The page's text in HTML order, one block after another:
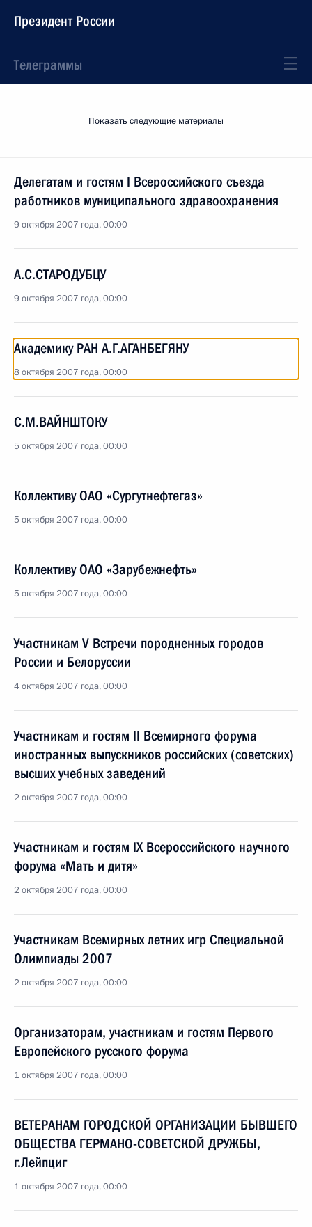
Президент России
Телеграммы
Показать следующие материалы
Делегатам и гостям I Всероссийского съезда
работников муниципального здравоохранения
9 октября 2007 года, 00:00
А.С.СТАРОДУБЦУ
9 октября 2007 года, 00:00
Академику РАН А.Г.АГАНБЕГЯНУ
8 октября 2007 года, 00:00
С.М.ВАЙНШТОКУ
5 октября 2007 года, 00:00
Коллективу ОАО «Сургутнефтегаз»
5 октября 2007 года, 00:00
Коллективу ОАО «Зарубежнефть»
5 октября 2007 года, 00:00
Участникам V Встречи породненных городов
России и Белоруссии
4 октября 2007 года, 00:00
Участникам и гостям II Всемирного форума
иностранных выпускников российских (советских)
высших учебных заведений
2 октября 2007 года, 00:00
Участникам и гостям IX Всероссийского научного
форума «Мать и дитя»
2 октября 2007 года, 00:00
Участникам Всемирных летних игр Специальной
Олимпиады 2007
2 октября 2007 года, 00:00
Организаторам, участникам и гостям Первого
Европейского русского форума
1 октября 2007 года, 00:00
ВЕТЕРАНАМ ГОРОДСКОЙ ОРГАНИЗАЦИИ БЫВШЕГО
ОБЩЕСТВА ГЕРМАНО-СОВЕТСКОЙ ДРУЖБЫ,
г.Лейпциг
1 октября 2007 года, 00:00